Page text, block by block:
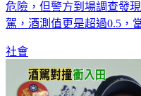
危險，但警方到場調查發
駕，酒測值更是超過0.5，
社會